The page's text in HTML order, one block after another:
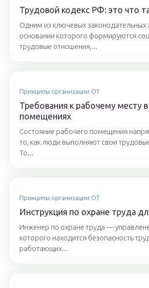
Трудовой кодекс РФ: это что
Одним из ключевых законодательных
основании которого формируются
трудовые отношения,...
Принципы организации ОТ
Требования к рабочему месту
помещениях
Состояние рабочего помещения
то, как люди выполняют свои
То...
Принципы организации ОТ
Инструкция по охране труда
Инженер по охране труда —
которого находится безопасность
работающих...